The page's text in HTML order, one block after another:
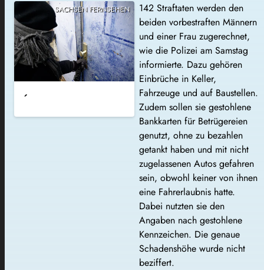
SACHSEN FERNSEHEN
´
142 Straftaten werden den
beiden vorbestraften Männern
und einer Frau zugerechnet,
wie die Polizei am Samstag
informierte. Dazu gehören
Einbrüche in Keller,
Fahrzeuge und auf Baustellen.
Zudem sollen sie gestohlene
Bankkarten für Betrügereien
genutzt, ohne zu bezahlen
getankt haben und mit nicht
zugelassenen Autos gefahren
sein, obwohl keiner von ihnen
eine Fahrerlaubnis hatte.
Dabei nutzten sie den
Angaben nach gestohlene
Kennzeichen. Die genaue
Schadenshöhe wurde nicht
beziffert.